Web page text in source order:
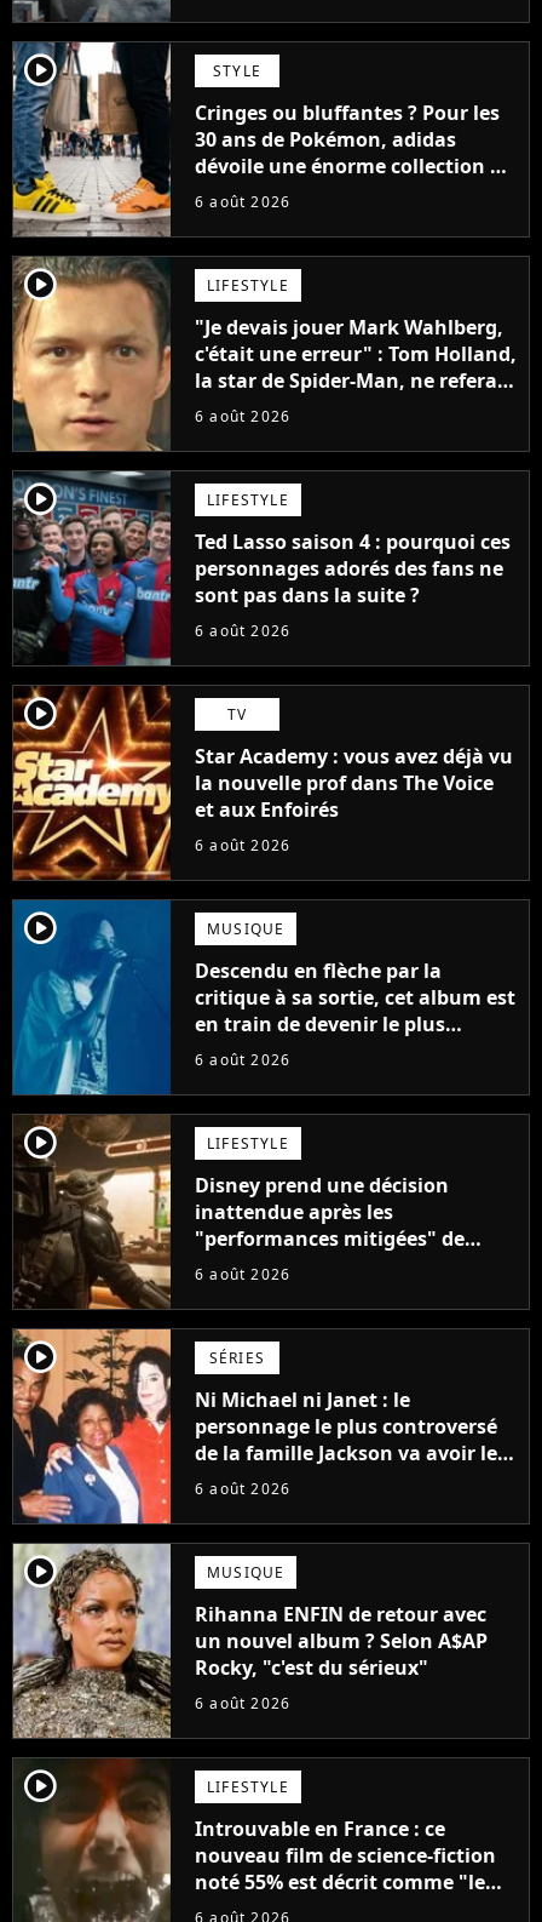
player2 STYLE
Cringes ou bluffantes ? Pour les
30 ans de Pokémon, adidas
dévoile une énorme collection de
sneakers et je ne sais pas quoi en
6 août 2026
player2 LIFESTYLE
"Je devais jouer Mark Wahlberg,
c'était une erreur" : Tom Holland,
la star de Spider-Man, ne referait
pas ce blockbuster
6 août 2026
player2 LIFESTYLE
Ted Lasso saison 4 : pourquoi ces
personnages adorés des fans ne
sont pas dans la suite ?
6 août 2026
player2 TV
Star Academy : vous avez déjà vu
la nouvelle prof dans The Voice
et aux Enfoirés
6 août 2026
player2 MUSIQUE
Descendu en flèche par la
critique à sa sortie, cet album est
en train de devenir le plus
populaire de son auteur
6 août 2026
player2 LIFESTYLE
Disney prend une décision
inattendue après les
"performances mitigées" de
Vaiana et The Mandalorian &
6 août 2026
player2 SÉRIES
Ni Michael ni Janet : le
personnage le plus controversé
de la famille Jackson va avoir le
droit à sa propre série
6 août 2026
player2 MUSIQUE
Rihanna ENFIN de retour avec
un nouvel album ? Selon A$AP
Rocky, "c'est du sérieux"
6 août 2026
player2 LIFESTYLE
Introuvable en France : ce
nouveau film de science-fiction
noté 55% est décrit comme "le
plus stupide de l'année"